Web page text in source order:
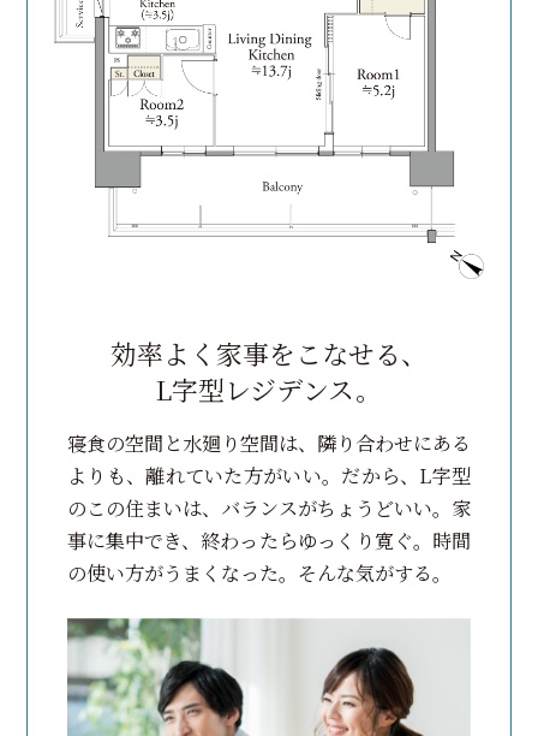
効率よく家事をこなせる、
L字型レジデンス。
寝食の空間と水廻り空間は、隣り合わせにある
よりも、離れていた方がいい。 だから、L字型
のこの住まいは、バランスがちょうどいい。 家
事に集中でき、終わったらゆっくり寛ぐ。 時間
の使い方がうまくなった。そんな気がする。